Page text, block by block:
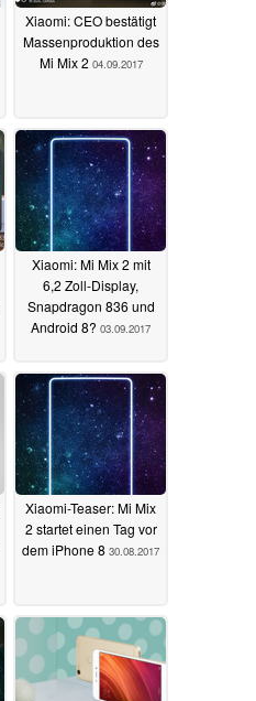
Xiaomi: CEO bestätigt
Massenproduktion des
Mi Mix 2 04.09.2017
Xiaomi: Mi Mix 2 mit
6,2 Zoll-Display,
Snapdragon 836 und
Android 8? 03.09.2017
Xiaomi-Teaser: Mi Mix
2 startet einen Tag vor
dem iPhone 8 30.08.2017